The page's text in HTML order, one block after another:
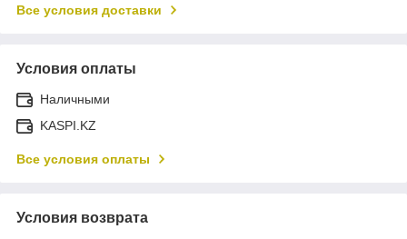
Все условия доставки
Условия оплаты
Наличными
KASPI.KZ
Все условия оплаты
Условия возврата